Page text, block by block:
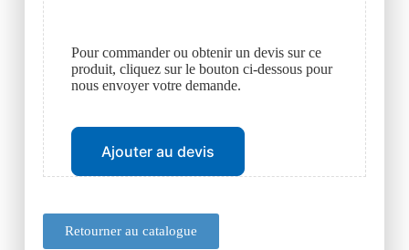
Retourner au catalogue
Pour commander ou obtenir un devis sur ce
produit, cliquez sur le bouton ci-dessous pour
nous envoyer votre demande.
Ajouter au devis